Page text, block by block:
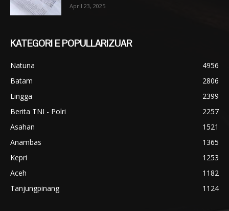
April 23, 2025
KATEGORI E POPULLARIZUAR
Natuna
4956
Batam
2806
Lingga
2399
Berita TNI - Polri
2257
Asahan
1521
Anambas
1365
Kepri
1253
Aceh
1182
Tanjungpinang
1124